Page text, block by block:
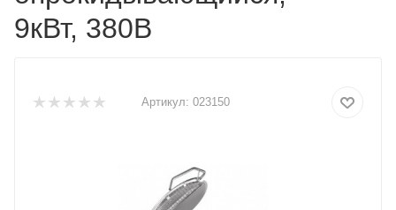
9кВт, 380В
Артикул: 023150